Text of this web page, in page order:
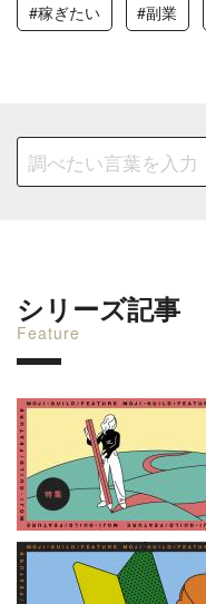
#稼ぎたい #副業
シリーズ記事
Feature